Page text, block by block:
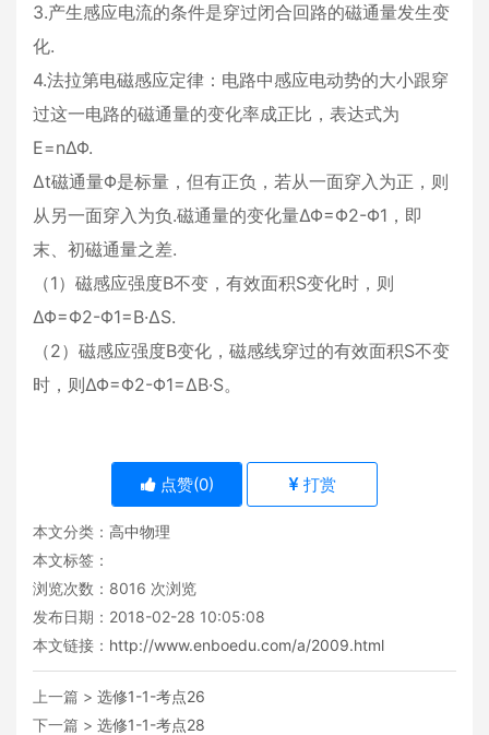
3.产生感应电流的条件是穿过闭合回路的磁通量发生变
化.
4.法拉第电磁感应定律：电路中感应电动势的大小跟穿
过这一电路的磁通量的变化率成正比，表达式为
E=nΔΦ.
Δt磁通量Φ是标量，但有正负，若从一面穿入为正，则
从另一面穿入为负.磁通量的变化量ΔΦ=Φ2-Φ1，即
末、初磁通量之差.
（1）磁感应强度B不变，有效面积S变化时，则
ΔΦ=Φ2-Φ1=B·ΔS.
（2）磁感应强度B变化，磁感线穿过的有效面积S不变
时，则ΔΦ=Φ2-Φ1=ΔB·S。
点赞(0) 打赏
本文分类： 高中物理
本文标签：
浏览次数： 8016 次浏览
发布日期：2018-02-28 10:05:08
本文链接： http://www.enboedu.com/a/2009.html
上一篇 > 选修1-1-考点26
下一篇 > 选修1-1-考点28